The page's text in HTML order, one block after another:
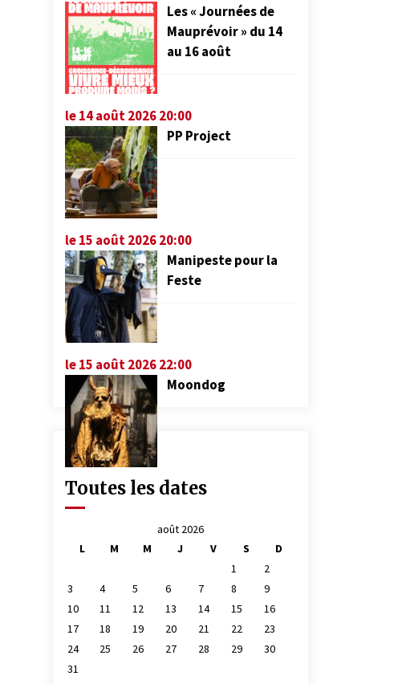
Les « Journées de
Mauprévoir » du 14
au 16 août
le 14 août 2026 20:00
PP Project
le 15 août 2026 20:00
Manipeste pour la
Feste
le 15 août 2026 22:00
Moondog
Toutes les dates
août 2026
L
M M J V S
D
1
2
3
4 5 6 7 8
9
10
11 12 13 14 15
16
17
18 19 20 21 22
23
24
25 26 27 28 29
30
31